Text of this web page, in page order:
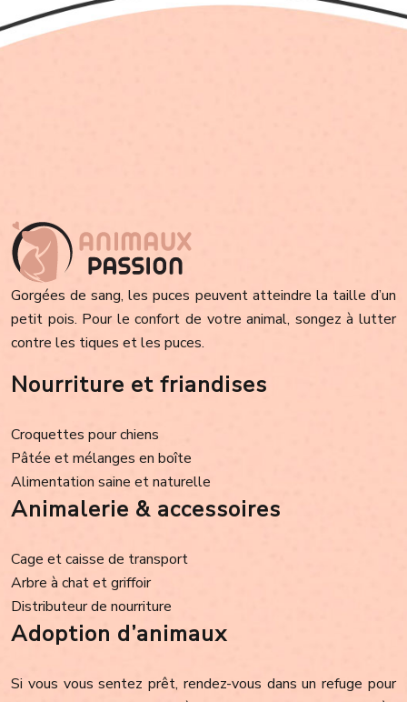
Gorgées de sang, les puces peuvent atteindre la taille d’un
petit pois. Pour le confort de votre animal, songez à lutter
contre les tiques et les puces.
Nourriture et friandises
Croquettes pour chiens
Pâtée et mélanges en boîte
Alimentation saine et naturelle
Animalerie & accessoires
Cage et caisse de transport
Arbre à chat et griffoir
Distributeur de nourriture
Adoption d’animaux
Si vous vous sentez prêt, rendez-vous dans un refuge pour